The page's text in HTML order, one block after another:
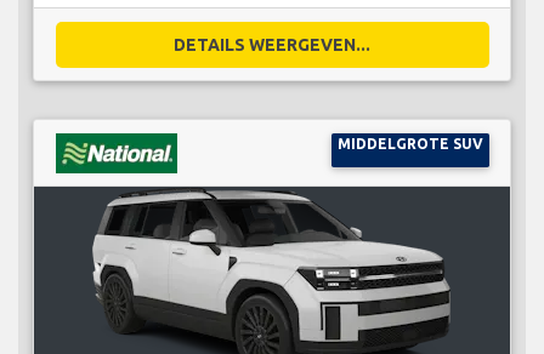
DETAILS WEERGEVEN...
MIDDELGROTE SUV